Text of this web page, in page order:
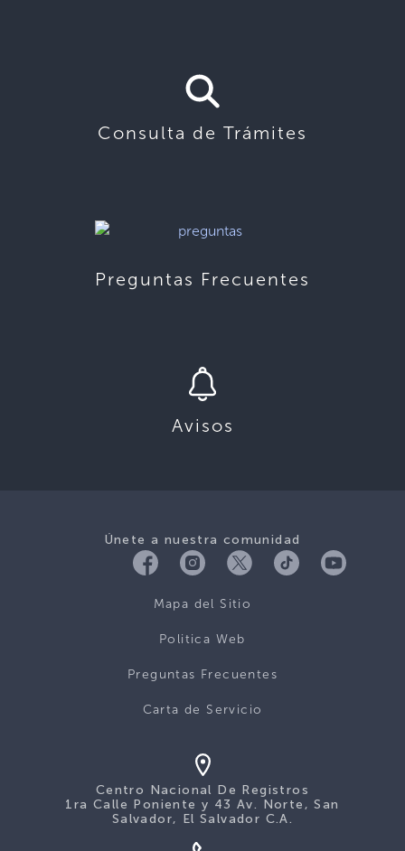
Consulta de Trámites
Preguntas Frecuentes
Avisos
Únete a nuestra comunidad
Mapa del Sitio
Politica Web
Preguntas Frecuentes
Carta de Servicio
Centro Nacional De Registros
1ra Calle Poniente y 43 Av. Norte, San
Salvador, El Salvador C.A.